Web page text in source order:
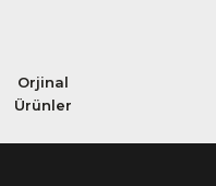
Orjinal
Ürünler